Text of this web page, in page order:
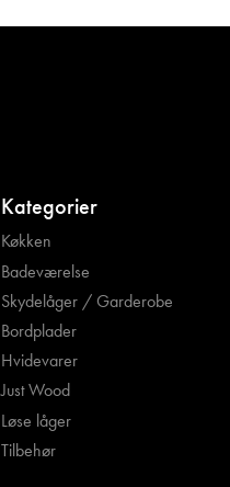
Kategorier
Køkken
Badeværelse
Skydelåger / Garderobe
Bordplader
Hvidevarer
Just Wood
Løse låger
Tilbehør